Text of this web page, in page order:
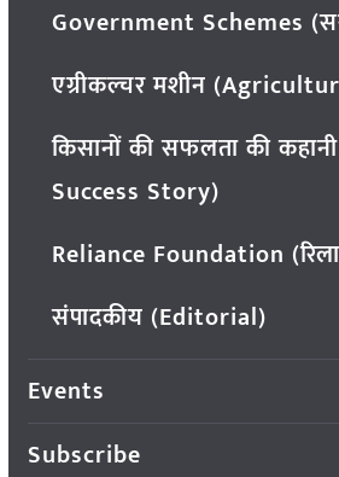
Government Schemes
एग्रीकल्चर मशीन
किसानों की सफलता की
Success Story)
Reliance Foundation
संपादकीय (Editorial)
Events
Subscribe